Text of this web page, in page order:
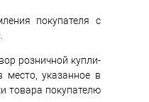
покупателя с
розничной купли-
указанное в
товара покупателю